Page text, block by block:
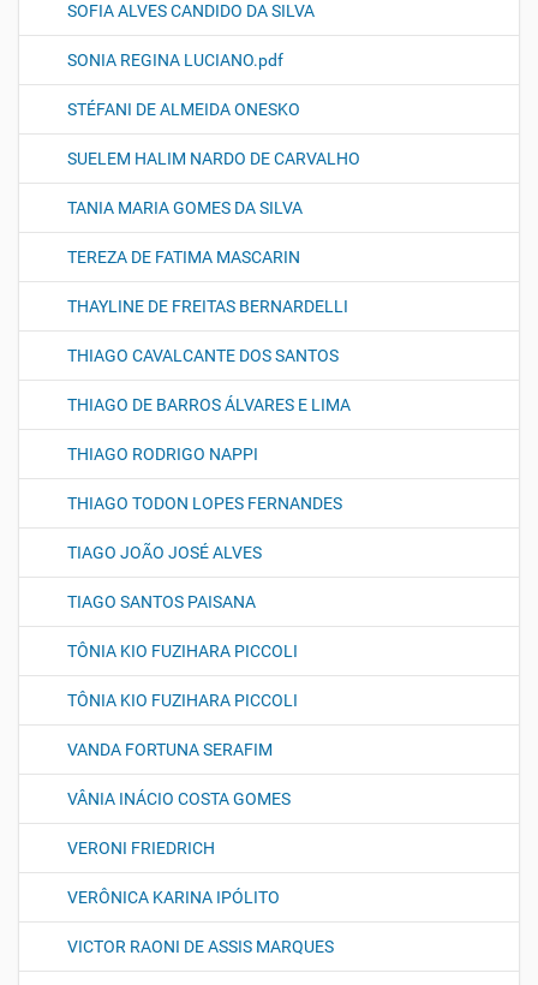
SOFIA ALVES CANDIDO DA SILVA
SONIA REGINA LUCIANO.pdf
STÉFANI DE ALMEIDA ONESKO
SUELEM HALIM NARDO DE CARVALHO
TANIA MARIA GOMES DA SILVA
TEREZA DE FATIMA MASCARIN
THAYLINE DE FREITAS BERNARDELLI
THIAGO CAVALCANTE DOS SANTOS
THIAGO DE BARROS ÁLVARES E LIMA
THIAGO RODRIGO NAPPI
THIAGO TODON LOPES FERNANDES
TIAGO JOÃO JOSÉ ALVES
TIAGO SANTOS PAISANA
TÔNIA KIO FUZIHARA PICCOLI
TÔNIA KIO FUZIHARA PICCOLI
VANDA FORTUNA SERAFIM
VÂNIA INÁCIO COSTA GOMES
VERONI FRIEDRICH
VERÔNICA KARINA IPÓLITO
VICTOR RAONI DE ASSIS MARQUES